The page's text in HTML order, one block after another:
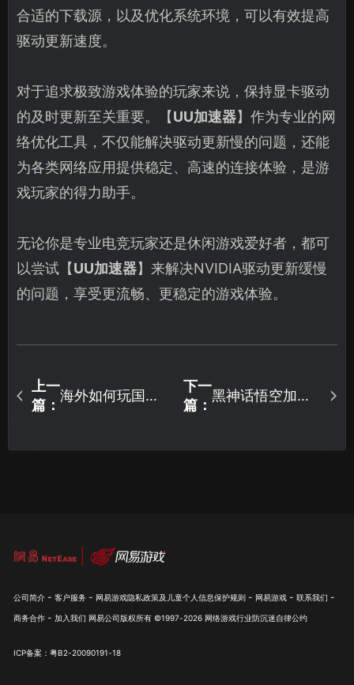
合适的下载源，以及优化系统环境，可以有效提高
驱动更新速度。
对于追求极致游戏体验的玩家来说，保持显卡驱动
的及时更新至关重要。【UU加速器】作为专业的网
络优化工具，不仅能解决驱动更新慢的问题，还能
为各类网络应用提供稳定、高速的连接体验，是游
戏玩家的得力助手。
无论你是专业电竞玩家还是休闲游戏爱好者，都可
以尝试【UU加速器】来解决NVIDIA驱动更新缓慢
的问题，享受更流畅、更稳定的游戏体验。
上一
篇：
海外如何玩国服
下一
篇：
黑神话悟空加速
公司简介 - 客户服务 - 网易游戏隐私政策及儿童个人信息保护规则 - 网易游戏 - 联系我们 -
商务合作 - 加入我们 网易公司版权所有 ©1997-2026 网络游戏行业防沉迷自律公约
ICP备案：粤B2-20090191-18